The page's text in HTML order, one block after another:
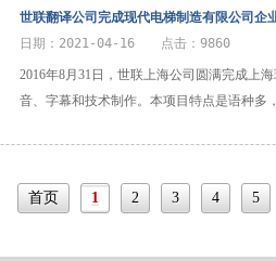
世联翻译公司完成现代电梯制造有限公司企
日期：2021-04-16 点击：9860
2016年8月31日，世联上海公司圆满完成上
音、字幕和技术制作。本项目特点是语种
首页 1 2 3 4 5